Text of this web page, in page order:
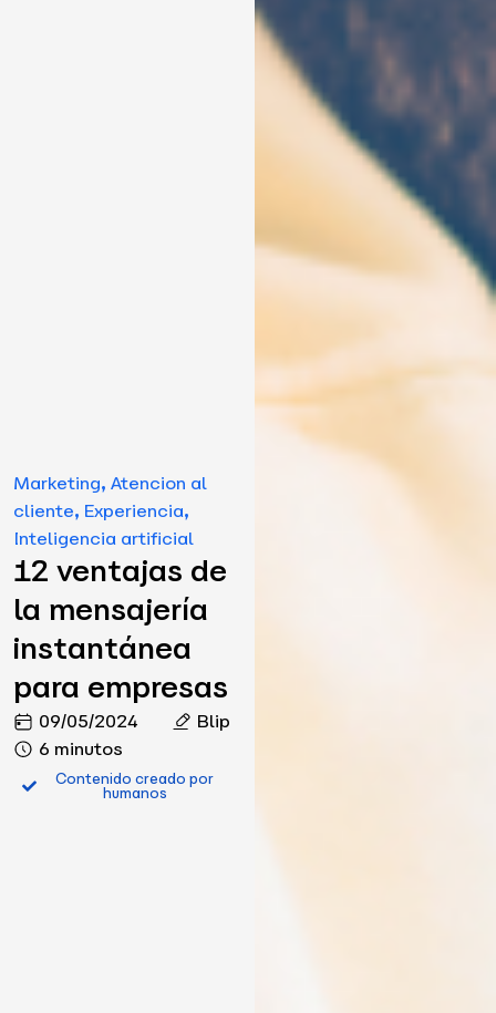
Marketing, Atencion al
cliente, Experiencia,
Inteligencia artificial
12 ventajas de
la mensajería
instantánea
para empresas
09/05/2024
Blip
6 minutos
Contenido creado por
humanos